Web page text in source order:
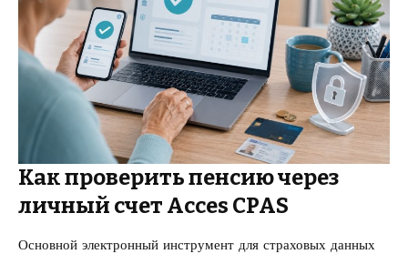
Как проверить пенсию через
личный счет Acces CPAS
Основной электронный инструмент для страховых данных